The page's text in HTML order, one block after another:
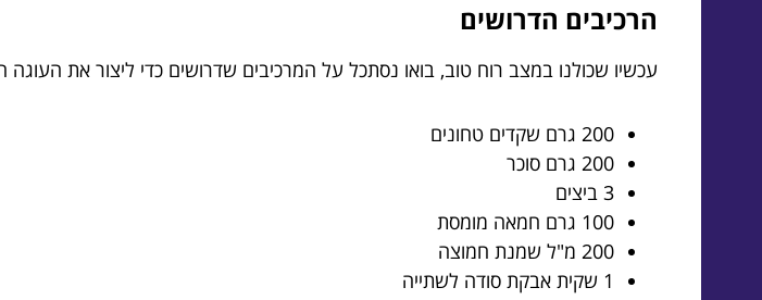
הרכיבים הדרושים
עכשיו שכולנו במצב רוח טוב, בואו נסתכל על המרכיבים שדרושים כדי ליצור את העוגה
200 גרם שקדים טחונים
200 גרם סוכר
3 ביצים
100 גרם חמאה מומסת
200 מ"ל שמנת חמוצה
1 שקית אבקת סודה לשתייה